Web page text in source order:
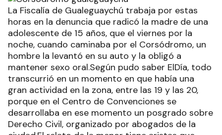
La Fiscalía de Gualeguaychú trabaja por estas
horas en la denuncia que radicó la madre de una
adolescente de 15 años, que el viernes por la
noche, cuando caminaba por el Corsódromo, un
hombre la levantó en su auto y la obligó a
mantener sexo oral.Según pudo saber ElDía, todo
transcurrió en un momento en que había una
gran actividad en la zona, entre las 19 y las 20,
porque en el Centro de Convenciones se
desarrollaba en ese momento un posgrado sobre
Derecho Civil, organizado por abogados de la